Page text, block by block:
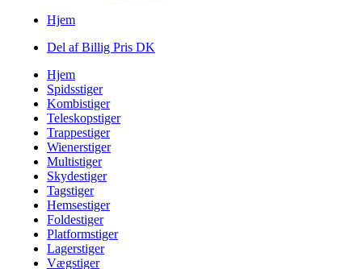
Hjem
Del af Billig Pris DK
Hjem
Spidsstiger
Kombistiger
Teleskopstiger
Trappestiger
Wienerstiger
Multistiger
Skydestiger
Tagstiger
Hemsestiger
Foldestiger
Platformstiger
Lagerstiger
Vægstiger